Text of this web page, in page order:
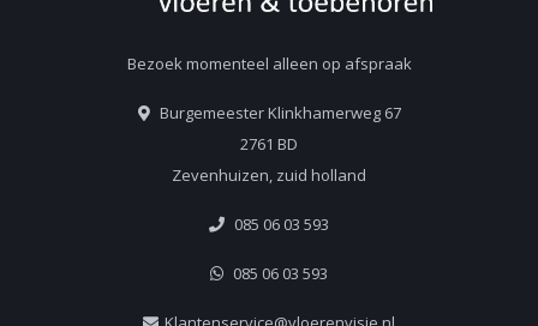
Bezoek momenteel alleen op afspraak
Burgemeester Klinkhamerweg 67
2761 BD
Zevenhuizen, zuid holland
085 06 03 593
085 06 03 593